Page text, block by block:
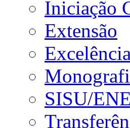
Iniciação
Extensão
SISU/